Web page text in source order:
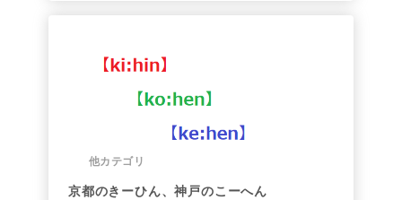
他カテゴリ
京都のきーひん、神戸のこーへん